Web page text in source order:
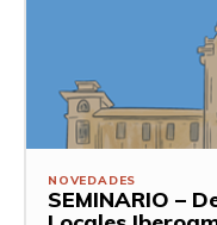
NOVEDADES
SEMINARIO –